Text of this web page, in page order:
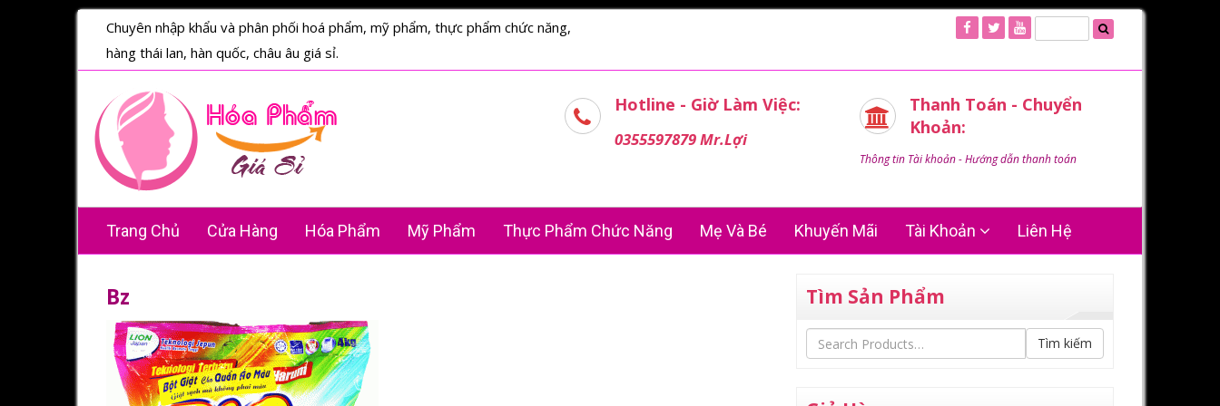
Chuyên nhập khẩu và phân phối hoá phẩm, mỹ phẩm, thực phẩm chức năng,
hàng thái lan, hàn quốc, châu âu giá sỉ.
Hotline - Giờ Làm Việc:
0355597879 Mr.Lợi
Thanh Toán - Chuyển
Khoản:
Thông tin Tài khoản - Hướng dẫn thanh toán
Trang Chủ Cửa Hàng Hóa Phẩm Mỹ Phẩm Thực Phẩm Chức Năng Mẹ Và Bé Khuyến Mãi Tài Khoản Liên Hệ
Bz Tìm Sản Phẩm
Tìm kiếm